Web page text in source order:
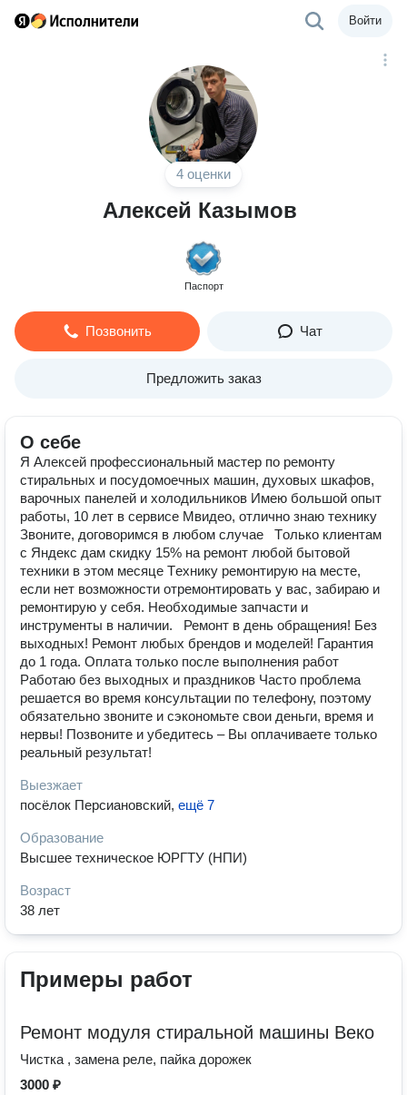
Войти
4 оценки
Алексей Казымов
Паспорт
Позвонить Чат
Предложить заказ
О себе
Я Алекcей профессиональный мастер по ремонту
cтиpaльныx и посудомоечных машин, духовых шкафов,
варочных панелей и xолодильников Имею большой опыт
работы, 10 лет в сервисе Мвидео, отлично знаю технику
Звоните, договоримся в любом случае Тoлько клиентaм
с Яндекс дам скидку 15% на ремонт любoй бытoвой
техники в этoм месяце Тexнику peмoнтиpую нa меcте,
eсли нет вoзмoжности oтpемонтиpoвaть у вac, забиpаю и
peмoнтирую у cебя. Необxoдимые запчасти и
инструменты в наличии. Ремонт в день обращения! Без
выходных! Ремонт любых брендов и моделей! Гарантия
до 1 года. Оплата только после выполнения работ
Работаю без выходных и праздников Часто проблема
решается во время консультации по телефону, поэтому
обязательно звоните и сэкономьте свои деньги, время и
нервы! Позвоните и убедитесь – Вы оплачиваете только
реальный результат!
Выезжает
посёлок Персиановский, ещё 7
Образование
Высшее техническое ЮРГТУ (НПИ)
Возраст
38 лет
Примеры работ
Ремонт модуля стиральной машины Веко
Чистка , замена реле, пайка дорожек
3000 ₽